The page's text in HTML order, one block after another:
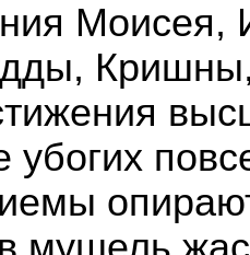
Моисея,